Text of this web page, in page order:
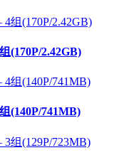
(170P/2.42GB)
(140P/741MB)